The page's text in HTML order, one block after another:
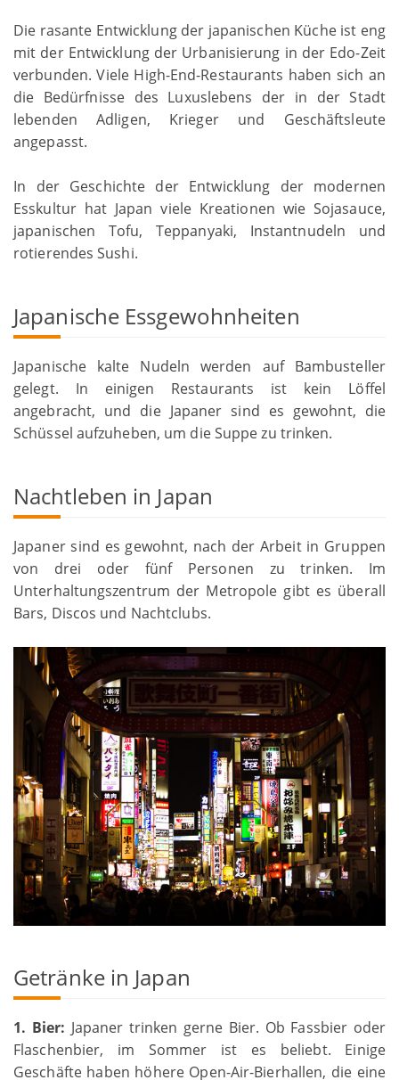
Die rasante Entwicklung der japanischen Küche ist eng
mit der Entwicklung der Urbanisierung in der Edo-Zeit
verbunden. Viele High-End-Restaurants haben sich an
die Bedürfnisse des Luxuslebens der in der Stadt
lebenden Adligen, Krieger und Geschäftsleute
angepasst.
In der Geschichte der Entwicklung der modernen
Esskultur hat Japan viele Kreationen wie Sojasauce,
japanischen Tofu, Teppanyaki, Instantnudeln und
rotierendes Sushi.
Japanische Essgewohnheiten
Japanische kalte Nudeln werden auf Bambusteller
gelegt. In einigen Restaurants ist kein Löffel
angebracht, und die Japaner sind es gewohnt, die
Schüssel aufzuheben, um die Suppe zu trinken.
Nachtleben in Japan
Japaner sind es gewohnt, nach der Arbeit in Gruppen
von drei oder fünf Personen zu trinken. Im
Unterhaltungszentrum der Metropole gibt es überall
Bars, Discos und Nachtclubs.
Getränke in Japan
1. Bier: Japaner trinken gerne Bier. Ob Fassbier oder
Flaschenbier, im Sommer ist es beliebt. Einige
Geschäfte haben höhere Open-Air-Bierhallen, die eine